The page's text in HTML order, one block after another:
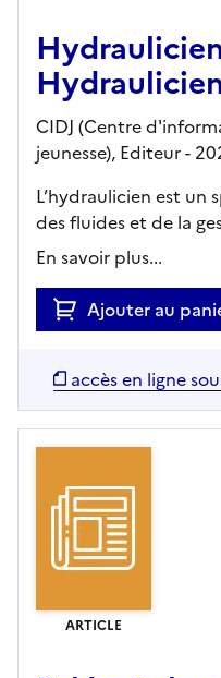
CIDJ (Centre
jeunesse), Editeur-
L’hydraulicien est un
des fluides et de la
En savoir plus...
Ajouter au
accès en ligne
ARTICLE